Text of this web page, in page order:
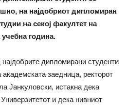
на најдобриот дипломиран
на секој факултет на
учебна година.
дипломирани студенти
заедница, ректорот
Јанкуловски, истакна дека
и дека нивниот